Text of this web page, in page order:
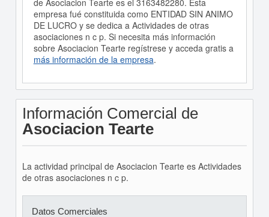
de Asociacion Tearte es el 3163482280. Esta
empresa fué constituida como ENTIDAD SIN ANIMO
DE LUCRO y se dedica a Actividades de otras
asociaciones n c p. Si necesita más información
sobre Asociacion Tearte regístrese y acceda gratis a
más información de la empresa.
Información Comercial de
Asociacion Tearte
La actividad principal de Asociacion Tearte es Actividades
de otras asociaciones n c p.
Datos Comerciales